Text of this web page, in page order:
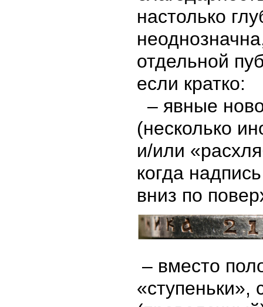
настолько
отдельной
если кратко:
– явные
(несколько
и/или
когда
вниз по
– вместо
«ступеньки»,